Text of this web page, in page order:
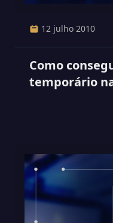
12 julho 2010
Como
temporário